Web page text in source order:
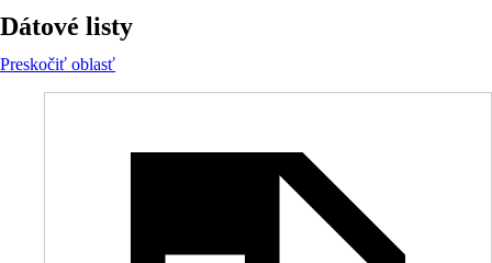
Dátové listy
Preskočiť oblasť